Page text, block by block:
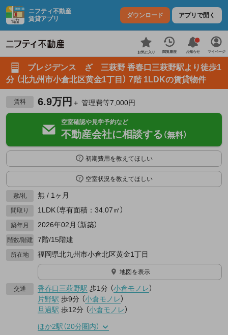
ニフティ不動産
賃貸アプリ
ダウンロード アプリで開く
お気に入り 閲覧履歴 お知らせ マイページ
プレジデンス ざ 三萩野 香春口三萩野駅より徒歩1
分 （北九州市小倉北区黄金1丁目） 7階 1LDKの賃貸物件
賃料 6.9万円 ＋ 管理費等7,000円
空室確認や見学予約など
不動産会社に相談する （無料）
初期費用を教えてほしい
空室状況を教えてほしい
敷/礼 無 / 1ヶ月
間取り 1LDK（専有面積：34.07㎡）
築年月 2026年02月（新築）
階数/階建 7階/15階建
所在地 福岡県北九州市小倉北区黄金1丁目
地図を表示
交通 香春口三萩野駅 歩1分 （小倉モノレ）
片野駅 歩9分 （小倉モノレ）
旦過駅 歩12分 （小倉モノレ）
ほか2駅（20分圏内）